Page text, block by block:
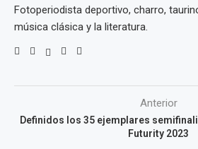
Fotoperiodista deportivo, charro,
música clásica y la literatura.
Anterior
Definidos los 35 ejemplares
Futurity 2023